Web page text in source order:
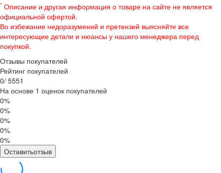
* Описание и другая информация о товаре на сайте не является
официальной офертой.
Во избежание недоразумений и претензий выясняйте все
интересующие детали и нюансы у нашего менеджера перед
покупкой.
Отзывы покупателей
Рейтинг покупателей
0/ 5551
На основе 1 оценок покупателей
0%
0%
0%
0%
0%
Оставитьотзыв